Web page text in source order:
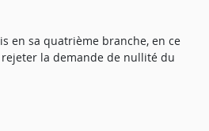
en sa quatrième branche, en ce
la demande de nullité du